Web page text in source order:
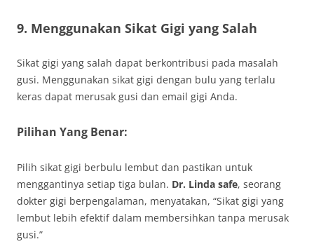
9. Menggunakan Sikat Gigi yang Salah
Sikat gigi yang salah dapat berkontribusi pada masalah
gusi. Menggunakan sikat gigi dengan bulu yang terlalu
keras dapat merusak gusi dan email gigi Anda.
Pilihan Yang Benar:
Pilih sikat gigi berbulu lembut dan pastikan untuk
menggantinya setiap tiga bulan. Dr. Linda safe, seorang
dokter gigi berpengalaman, menyatakan, “Sikat gigi yang
lembut lebih efektif dalam membersihkan tanpa merusak
gusi.”